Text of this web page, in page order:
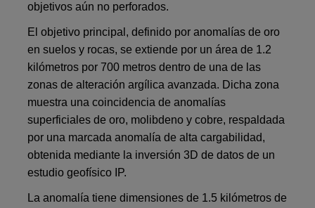
objetivos aún no perforados.
El objetivo principal, definido por anomalías de oro
en suelos y rocas, se extiende por un área de 1.2
kilómetros por 700 metros dentro de una de las
zonas de alteración argílica avanzada. Dicha zona
muestra una coincidencia de anomalías
superficiales de oro, molibdeno y cobre, respaldada
por una marcada anomalía de alta cargabilidad,
obtenida mediante la inversión 3D de datos de un
estudio geofísico IP.
La anomalía tiene dimensiones de 1.5 kilómetros de